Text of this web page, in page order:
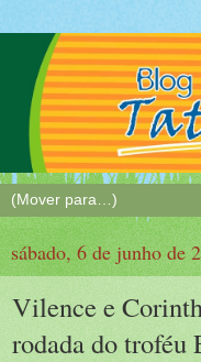
sábado, 6 de junho de
Vilence e
rodada do troféu